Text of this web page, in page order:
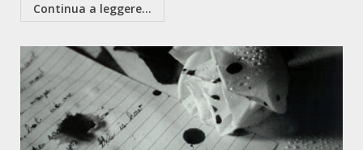
Continua a leggere...